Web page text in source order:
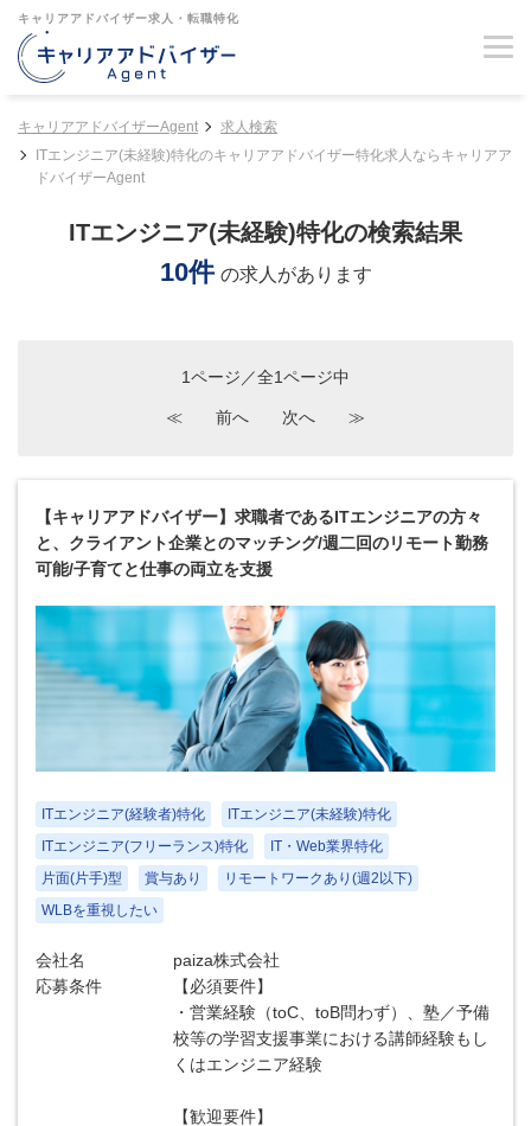
キャリアアドバイザー求人・転職特化
キャリアアドバイザーAgent
求人検索
ITエンジニア(未経験)特化のキャリアアドバイザー特化求人ならキャリアア
ドバイザーAgent
ITエンジニア(未経験)特化の検索結果
10件 の求人があります
1ページ／全1ページ中
≪ 前へ 次へ ≫
【キャリアアドバイザー】求職者であるITエンジニアの方々
と、クライアント企業とのマッチング/週二回のリモート勤務
可能/子育てと仕事の両立を支援
ITエンジニア(経験者)特化
ITエンジニア(未経験)特化
ITエンジニア(フリーランス)特化
IT・Web業界特化
片面(片手)型
賞与あり
リモートワークあり(週2以下)
WLBを重視したい
会社名
paiza株式会社
応募条件
【必須要件】
・営業経験（toC、toB問わず）、塾／予備
校等の学習支援事業における講師経験もし
くはエンジニア経験
【歓迎要件】